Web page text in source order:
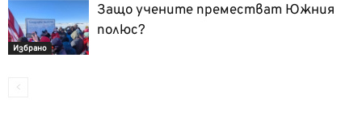
Избрано
Защо учените преместват Южния
полюс?